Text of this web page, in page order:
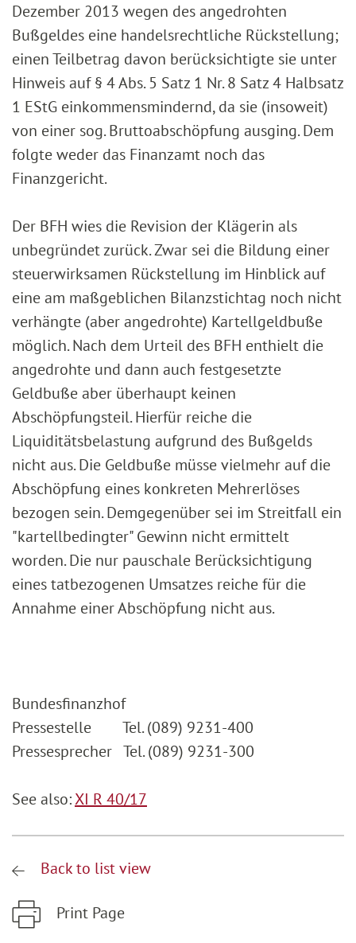
Dezember 2013 wegen des angedrohten
Bußgeldes eine handelsrechtliche Rückstellung;
einen Teilbetrag davon berücksichtigte sie unter
Hinweis auf § 4 Abs. 5 Satz 1 Nr. 8 Satz 4 Halbsatz
1 EStG einkommensmindernd, da sie (insoweit)
von einer sog. Bruttoabschöpfung ausging. Dem
folgte weder das Finanzamt noch das
Finanzgericht.
Der BFH wies die Revision der Klägerin als
unbegründet zurück. Zwar sei die Bildung einer
steuerwirksamen Rückstellung im Hinblick auf
eine am maßgeblichen Bilanzstichtag noch nicht
verhängte (aber angedrohte) Kartellgeldbuße
möglich. Nach dem Urteil des BFH enthielt die
angedrohte und dann auch festgesetzte
Geldbuße aber überhaupt keinen
Abschöpfungsteil. Hierfür reiche die
Liquiditätsbelastung aufgrund des Bußgelds
nicht aus. Die Geldbuße müsse vielmehr auf die
Abschöpfung eines konkreten Mehrerlöses
bezogen sein. Demgegenüber sei im Streitfall ein
"kartellbedingter" Gewinn nicht ermittelt
worden. Die nur pauschale Berücksichtigung
eines tatbezogenen Umsatzes reiche für die
Annahme einer Abschöpfung nicht aus.
Bundesfinanzhof
Pressestelle Tel. (089) 9231-400
Pressesprecher Tel. (089) 9231-300
See also:XI R 40/17
Back to list view
Print Page